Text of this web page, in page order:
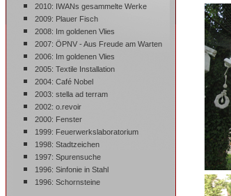
2010: IWANs gesammelte Werke
2009: Plauer Fisch
2008: Im goldenen Vlies
2007: ÖPNV - Aus Freude am Warten
2006: Im goldenen Vlies
2005: Textile Installation
2004: Café Nobel
2003: stella ad terram
2002: o.revoir
2000: Fenster
1999: Feuerwerkslaboratorium
1998: Stadtzeichen
1997: Spurensuche
1996: Sinfonie in Stahl
1996: Schornsteine